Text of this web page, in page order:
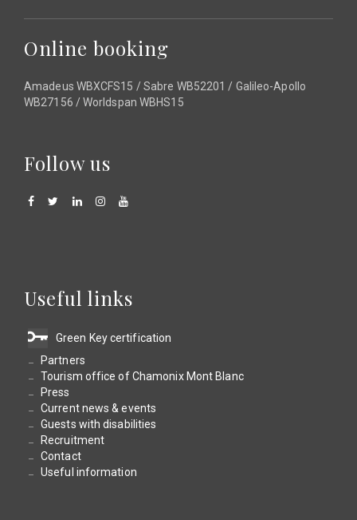
Online booking
Amadeus WBXCFS15 / Sabre WB52201 / Galileo-Apollo
WB27156 / Worldspan WBHS15
Follow us
Useful links
Green Key certification
Partners
Tourism office of Chamonix Mont Blanc
Press
Current news & events
Guests with disabilities
Recruitment
Contact
Useful information